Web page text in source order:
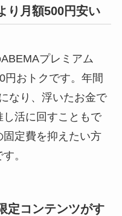
り月額500円安い
プレミアム
円おトクです。年間
なり、浮いたお金で
活に回すこともで
固定費を抑えたい方
。
定コンテンツがす